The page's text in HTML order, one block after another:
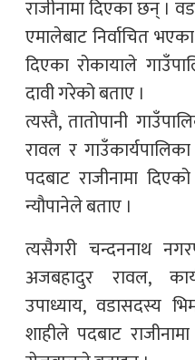
राजीनामा दिएका छन् ।
एमालेबाट निर्वाचित
दिएका रोकायाले
दावी गरेको बताए ।
त्यस्तै, तातोपानी
रावल र
पदबाट राजीनामा
न्यौपानेले बताए ।
त्यसैगरी चन्दननाथ
अजबहादुर रावल,
उपाध्याय, वडासदस्य
शाहीले पदबाट